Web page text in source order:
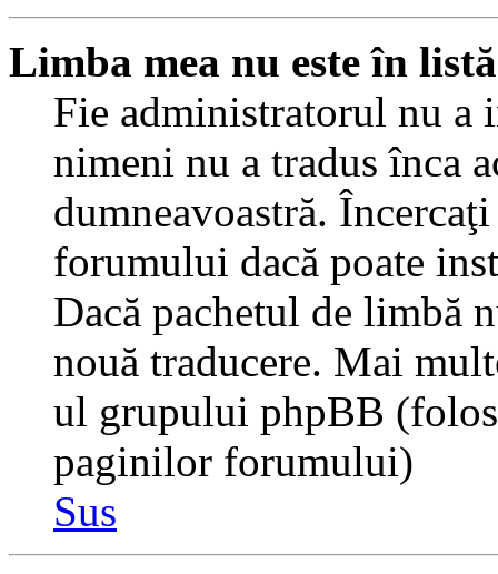
Limba mea nu este în
Fie administratorul nu a
nimeni nu a tradus înca
dumneavoastră.
forumului dacă poate
Dacă pachetul de limbă
nouă traducere. Mai
ul grupului phpBB
paginilor forumului)
Sus